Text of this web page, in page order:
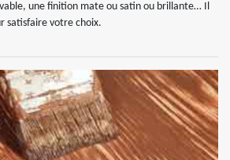
une finition mate ou satin ou brillante… Il
satisfaire votre choix.